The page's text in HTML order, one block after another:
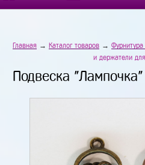
Главная→ Каталог товаров→
и держатели
Подвеска